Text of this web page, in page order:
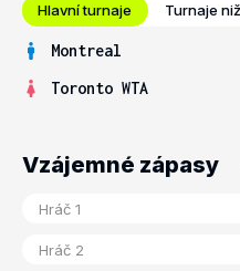
Hlavní turnaje Turnaje
Montreal
Toronto WTA
Vzájemné zápasy